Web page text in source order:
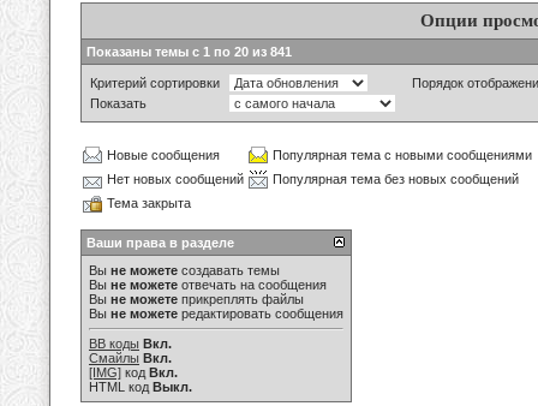
Опции
Показаны темы с 1 по 20 из 841
Критерий сортировки
Порядок
Показать
Новые сообщения
Популярная тема с новыми сообщениями
Нет новых сообщений
Популярная тема без новых сообщений
Тема закрыта
Ваши права в разделе
Вы не можете создавать темы
Вы не можете отвечать на сообщения
Вы не можете прикреплять файлы
Вы не можете редактировать сообщения
BB коды Вкл.
Смайлы Вкл.
[IMG] код Вкл.
HTML код Выкл.